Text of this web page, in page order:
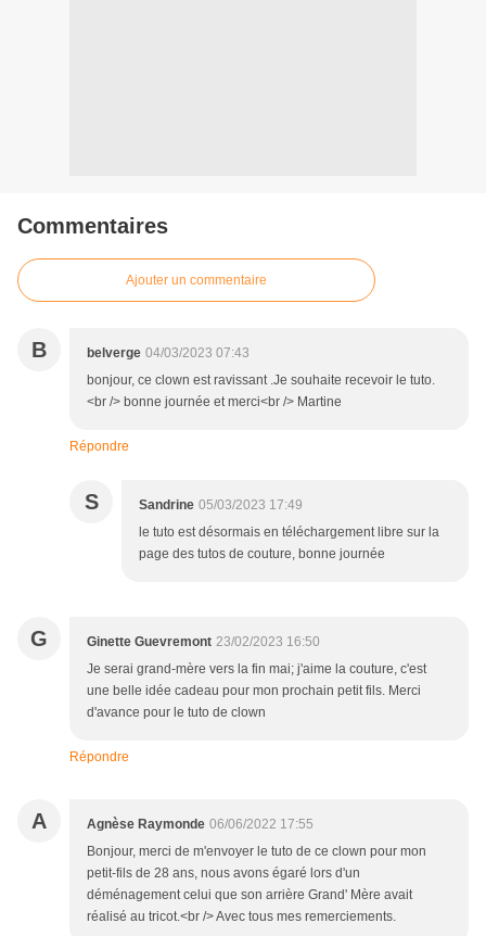
Commentaires
Ajouter un commentaire
B belverge 04/03/2023 07:43
bonjour, ce clown est ravissant .Je souhaite recevoir le tuto.
<br /> bonne journée et merci<br /> Martine
Répondre
S Sandrine 05/03/2023 17:49
le tuto est désormais en téléchargement libre sur la
page des tutos de couture, bonne journée
G Ginette Guevremont 23/02/2023 16:50
Je serai grand-mère vers la fin mai; j'aime la couture, c'est
une belle idée cadeau pour mon prochain petit fils. Merci
d'avance pour le tuto de clown
Répondre
A Agnèse Raymonde 06/06/2022 17:55
Bonjour, merci de m'envoyer le tuto de ce clown pour mon
petit-fils de 28 ans, nous avons égaré lors d'un
déménagement celui que son arrière Grand' Mère avait
réalisé au tricot.<br /> Avec tous mes remerciements.